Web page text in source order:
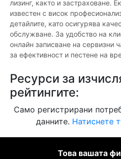
лизинг, както и застраховане.
известен с висок
детайлите, като осигурява
обслужване. За удобство на
онлайн записване на сервизни
за ефективност и пестене на
Ресурси за
рейтингите:
Само регистрирани
данните. Натиснете
Това вашата